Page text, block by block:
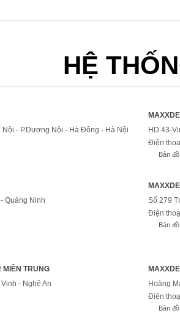
HỆ
- P.Dương Nội - Hà Đông - Hà Nội
HD 43-
Điện
Bản
Quảng Ninh
Số 279
Điện
Bản
MIỀN TRUNG
- Nghệ An
Hoàng
Điện
Bản